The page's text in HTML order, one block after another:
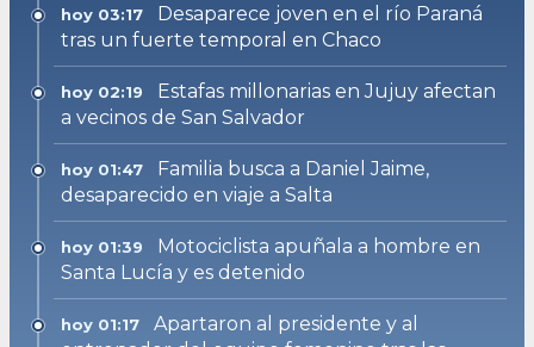
hoy 03:17
Desaparece joven en el río Paraná
tras un fuerte temporal en Chaco
hoy 02:19
Estafas millonarias en Jujuy afectan
a vecinos de San Salvador
hoy 01:47
Familia busca a Daniel Jaime,
desaparecido en viaje a Salta
hoy 01:39
Motociclista apuñala a hombre en
Santa Lucía y es detenido
hoy 01:17
Apartaron al presidente y al